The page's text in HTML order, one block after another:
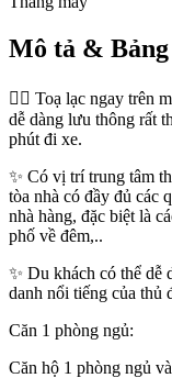
Mô tả &
👉🏻 Toạ lạc ngay trên
dễ dàng lưu thông rất
phút đi xe.
✨ Có vị trí trung tâm
tòa nhà có đầy đủ các
nhà hàng, đặc biệt là
phố về đêm,..
✨ Du khách có thể dễ
danh nổi tiếng của thủ
Căn 1 phòng ngủ:
Căn hộ 1 phòng ngủ